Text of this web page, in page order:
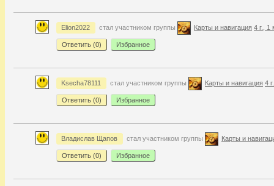
Elion2022 стал участником группы Карты и навигация 4 г., 1
Ответить (0) Избранное
Ksecha78111 стал участником группы Карты и навигация 4
Ответить (0) Избранное
Владислав Щапов стал участником группы Карты и
Ответить (0) Избранное